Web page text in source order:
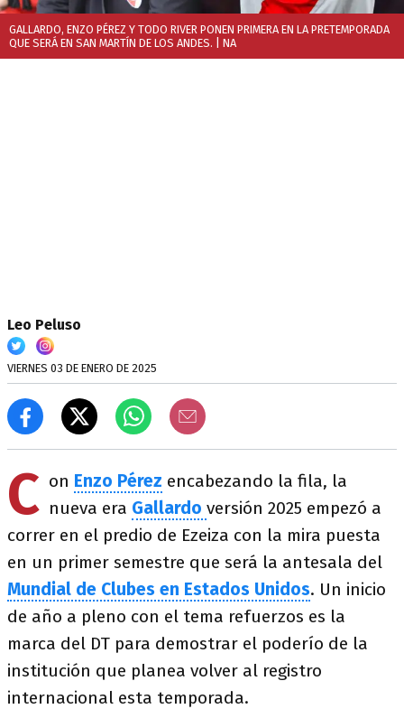
GALLARDO, ENZO PÉREZ Y TODO RIVER PONEN PRIMERA EN LA PRETEMPORADA
QUE SERÁ EN SAN MARTÍN DE LOS ANDES. | NA
Leo Peluso
VIERNES 03 DE ENERO DE 2025
C on Enzo Pérez encabezando la fila, la
nueva era Gallardo versión 2025 empezó a
correr en el predio de Ezeiza con la mira puesta
en un primer semestre que será la antesala del
Mundial de Clubes en Estados Unidos. Un inicio
de año a pleno con el tema refuerzos es la
marca del DT para demostrar el poderío de la
institución que planea volver al registro
internacional esta temporada.